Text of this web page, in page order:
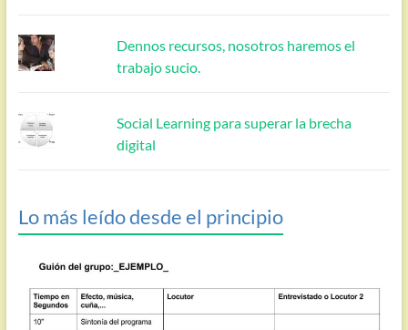
Dennos recursos, nosotros haremos el
trabajo sucio.
Social Learning para superar la brecha
digital
Lo más leído desde el principio